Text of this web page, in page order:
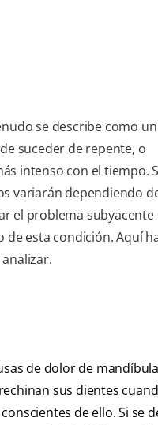
se describe como un
suceder de repente, o
intenso con el tiempo.
variarán dependiendo
el problema subyacente
esta condición. Aquí
de dolor de
sus dientes
de ello. Si se